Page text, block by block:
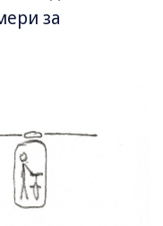
за